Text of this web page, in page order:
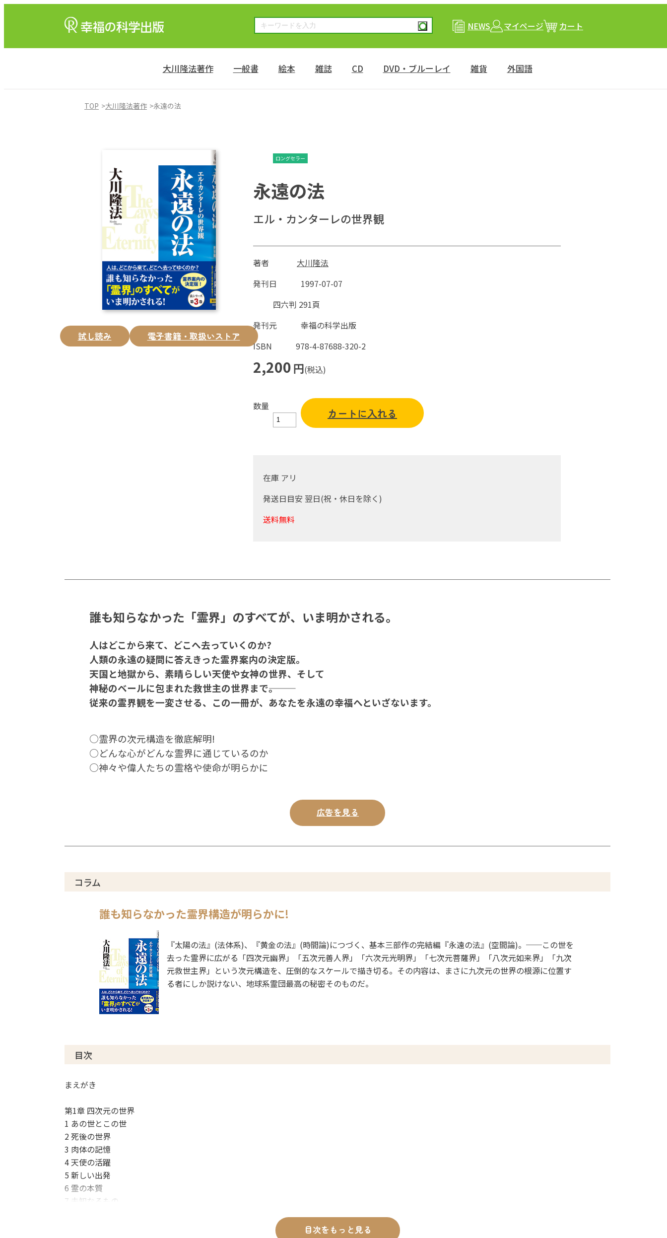
NEWS マイページ カート
大川隆法著作 一般書 絵本 雑誌 CD DVD・ブルーレイ 雑貨 外国語
TOP 大川隆法著作 永遠の法
試し読み 電子書籍・取扱いストア
ロングセラー
永遠の法
エル・カンターレの世界観
著者
大川隆法
発刊日
1997-07-07
四六判 291頁
発刊元
幸福の科学出版
ISBN
978-4-87688-320-2
2,200円(税込)
数量
カートに入れる
在庫 アリ
発送日目安 翌日(祝・休日を除く)
送料無料
誰も知らなかった「霊界」のすべてが、いま明かされる。
人はどこから来て、どこへ去っていくのか?
人類の永遠の疑問に答えきった霊界案内の決定版。
天国と地獄から、素晴らしい天使や女神の世界、そして
神秘のベールに包まれた救世主の世界まで―――。
従来の霊界観を一変させる、この一冊が、あなたを永遠の幸福へといざないます。
○霊界の次元構造を徹底解明!
○どんな心がどんな霊界に通じているのか
○神々や偉人たちの霊格や使命が明らかに
広告を見る
コラム
誰も知らなかった霊界構造が明らかに!
『太陽の法』(法体系)、『黄金の法』(時間論)につづく、基本三部作の完結編『永遠の法』(空間論)。──この世を
去った霊界に広がる「四次元幽界」「五次元善人界」「六次元光明界」「七次元菩薩界」「八次元如来界」「九次
元救世主界」という次元構造を、圧倒的なスケールで描き切る。その内容は、まさに九次元の世界の根源に位置す
る者にしか説けない、地球系霊団最高の秘密そのものだ。
目次
まえがき
第1章 四次元の世界
1 あの世とこの世
2 死後の世界
3 肉体の記憶
4 天使の活躍
5 新しい出発
6 霊の本質
7 未知なるもの
目次をもっと見る